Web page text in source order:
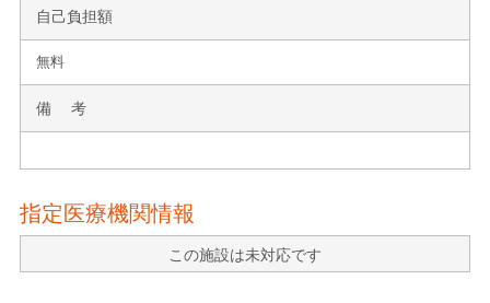
自己負担額
無料
備 考
指定医療機関情報
この施設は未対応です